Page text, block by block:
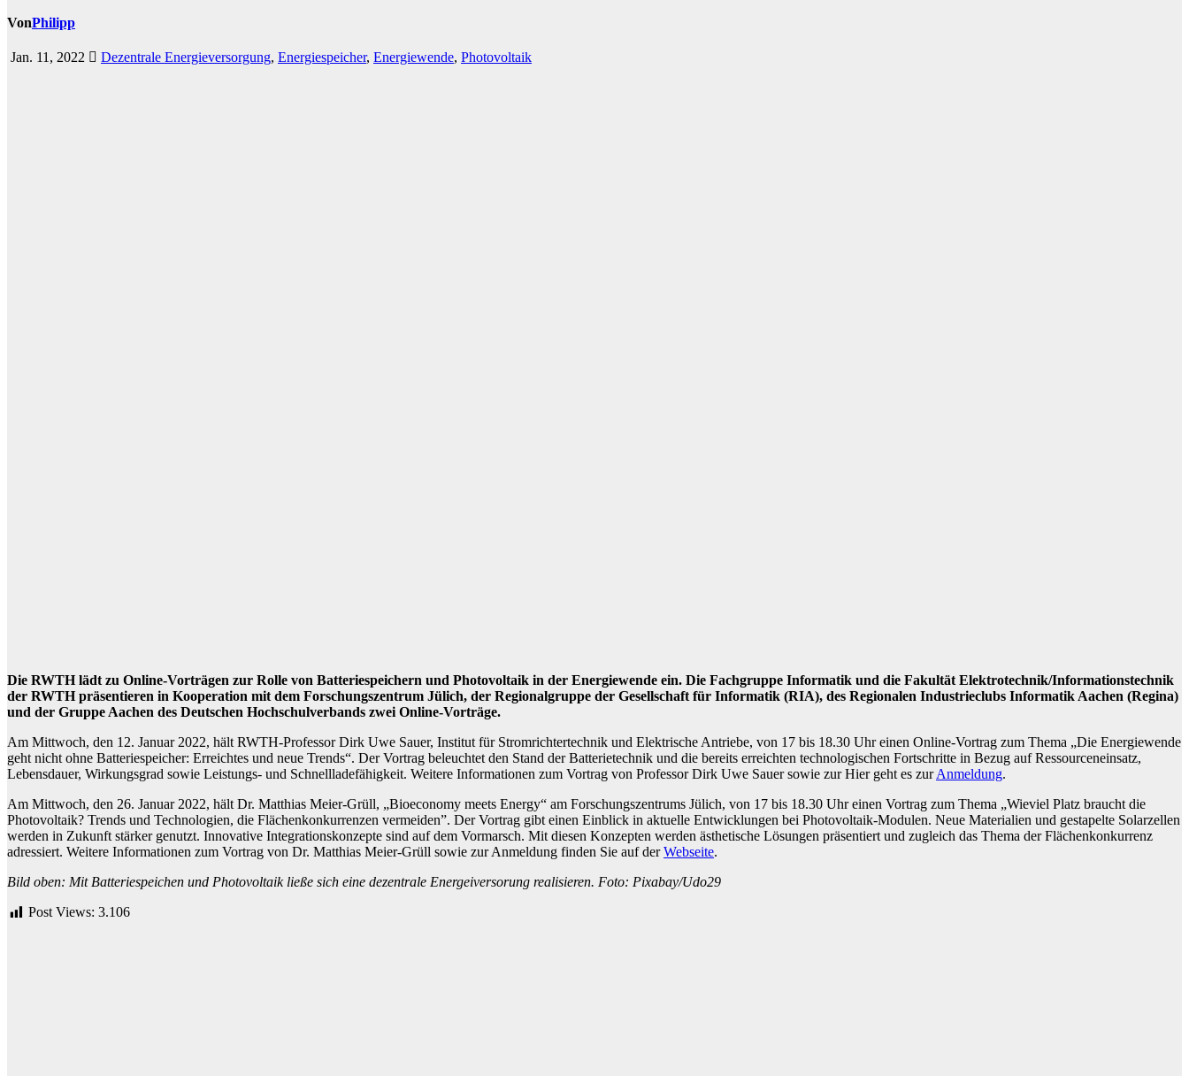
VonPhilipp
Jan. 11, 2022 Dezentrale Energieversorgung, Energiespeicher, Energiewende, Photovoltaik
Die RWTH lädt zu Online-Vorträgen zur Rolle von Batteriespeichern und Photovoltaik in der Energiewende ein. Die Fachgruppe Informatik und die Fakultät Elektrotechnik/Informationstechnik
der RWTH präsentieren in Kooperation mit dem Forschungszentrum Jülich, der Regionalgruppe der Gesellschaft für Informatik (RIA), des Regionalen Industrieclubs Informatik Aachen (Regina)
und der Gruppe Aachen des Deutschen Hochschulverbands zwei Online-Vorträge.
Am Mittwoch, den 12. Januar 2022, hält RWTH-Professor Dirk Uwe Sauer, Institut für Stromrichtertechnik und Elektrische Antriebe, von 17 bis 18.30 Uhr einen Online-Vortrag zum Thema „Die Energiewende
geht nicht ohne Batteriespeicher: Erreichtes und neue Trends“. Der Vortrag beleuchtet den Stand der Batterietechnik und die bereits erreichten technologischen Fortschritte in Bezug auf Ressourceneinsatz,
Lebensdauer, Wirkungsgrad sowie Leistungs- und Schnellladefähigkeit. Weitere Informationen zum Vortrag von Professor Dirk Uwe Sauer sowie zur Hier geht es zurAnmeldung.
Am Mittwoch, den 26. Januar 2022, hält Dr. Matthias Meier-Grüll, „Bioeconomy meets Energy“ am Forschungszentrums Jülich, von 17 bis 18.30 Uhr einen Vortrag zum Thema „Wieviel Platz braucht die
Photovoltaik? Trends und Technologien, die Flächenkonkurrenzen vermeiden”. Der Vortrag gibt einen Einblick in aktuelle Entwicklungen bei Photovoltaik-Modulen. Neue Materialien und gestapelte Solarzellen
werden in Zukunft stärker genutzt. Innovative Integrationskonzepte sind auf dem Vormarsch. Mit diesen Konzepten werden ästhetische Lösungen präsentiert und zugleich das Thema der Flächenkonkurrenz
adressiert. Weitere Informationen zum Vortrag von Dr. Matthias Meier-Grüll sowie zur Anmeldung finden Sie auf derWebseite.
Bild oben: Mit Batteriespeichen und Photovoltaik ließe sich eine dezentrale Energeiversorung realisieren. Foto: Pixabay/Udo29
Post Views: 3.106